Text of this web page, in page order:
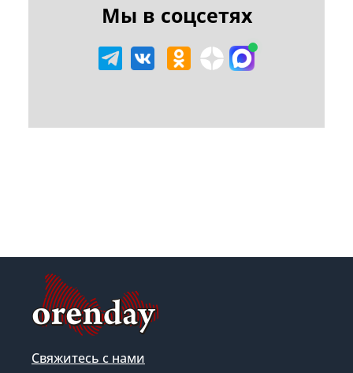
Мы в соцсетях
Свяжитесь с нами